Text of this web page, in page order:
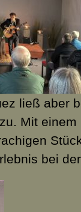
ließ aber
Mit
bei